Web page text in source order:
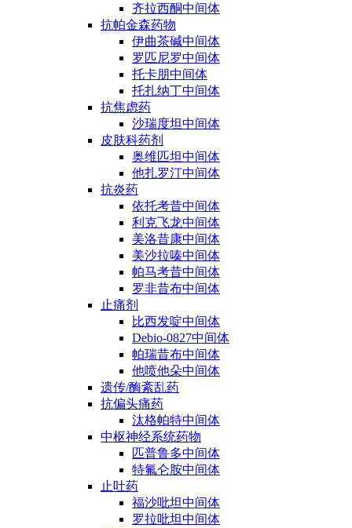
齐拉西酮中间体
抗帕金森药物
伊曲茶碱中间体
罗匹尼罗中间体
托卡朋中间体
托扎纳丁中间体
抗焦虑药
沙瑞度坦中间体
皮肤科药剂
奥维匹坦中间体
他扎罗汀中间体
抗炎药
依托考昔中间体
利克飞龙中间体
美洛昔康中间体
美沙拉嗪中间体
帕马考昔中间体
罗非昔布中间体
止痛剂
比西发啶中间体
Debio-0827中间体
帕瑞昔布中间体
他喷他朵中间体
遗传/酶紊乱药
抗偏头痛药
汰格帕特中间体
中枢神经系统药物
匹普鲁多中间体
特氟仑胺中间体
止吐药
福沙吡坦中间体
罗拉吡坦中间体